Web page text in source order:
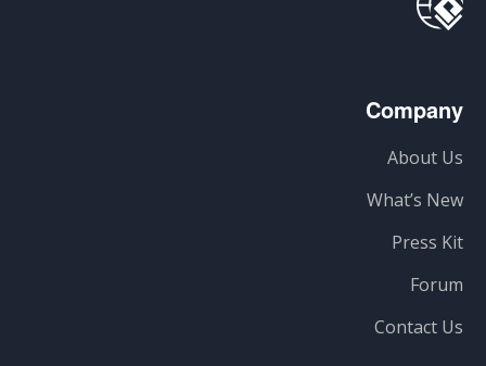
Company
About Us
What’s New
Press Kit
Forum
Contact Us